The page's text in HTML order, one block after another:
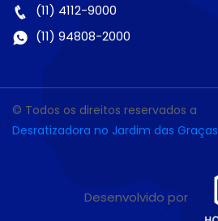
(11) 4112-9000
(11) 94808-2000
© Todos os direitos reservados a
Desratizadora no Jardim das Graças
Desenvolvido por